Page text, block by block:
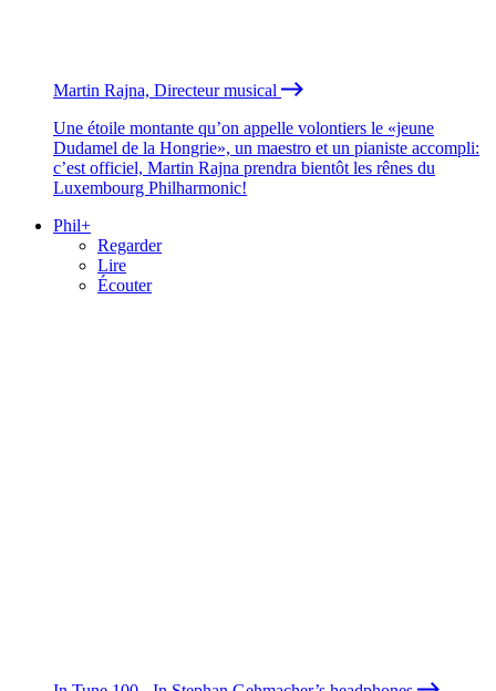
Martin Rajna, Directeur musical
Une étoile montante qu’on appelle volontiers le «jeune
Dudamel de la Hongrie», un maestro et un pianiste accompli:
c’est officiel, Martin Rajna prendra bientôt les rênes du
Luxembourg Philharmonic!
Phil+
Regarder
Lire
Écouter